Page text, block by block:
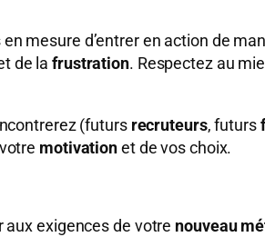
mesure d’entrer en action de
de lafrustration. Respectez au
(futurs recruteurs, futurs
motivationet de vos choix.
aux exigences de votre nouveau